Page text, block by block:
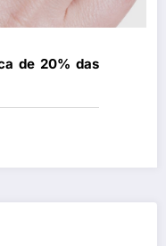
de 20% das